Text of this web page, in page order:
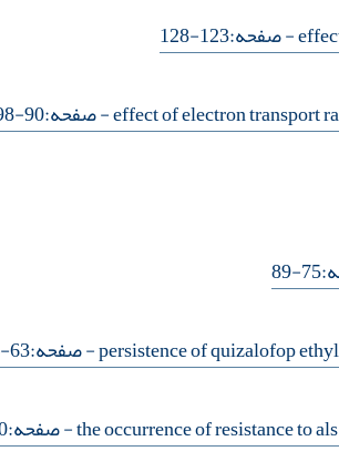
- صفحه:123-128
- صفحه:90-98
- صفحه:63-74
- صفحه:110-122